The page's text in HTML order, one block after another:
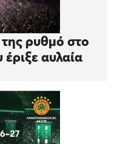
ρυθμό στο
αυλαία